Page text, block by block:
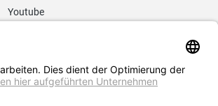
Youtube